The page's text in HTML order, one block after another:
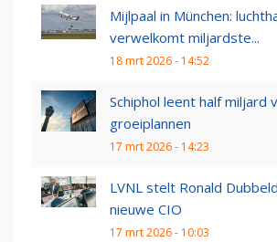
Mijlpaal in München:
verwelkomt miljardste...
18 mrt 2026 - 14:52
Schiphol leent half miljard
groeiplannen
17 mrt 2026 - 14:23
LVNL stelt Ronald
nieuwe CIO
17 mrt 2026 - 10:03